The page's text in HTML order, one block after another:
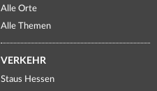
Alle Orte
Alle Themen
VERKEHR
Staus Hessen